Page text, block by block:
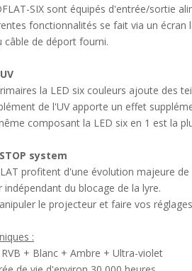
SIX sont équipés d'entrée/sortie
fonctionnalités se fait via un
câble de déport fourni.
la LED six couleurs ajoute des
de l'UV apporte un effet
composant la LED six en 1 est la
system
profitent d'une évolution majeure
du blocage de la lyre.
le projecteur et faire vos
:
+ Blanc + Ambre + Ultra-violet